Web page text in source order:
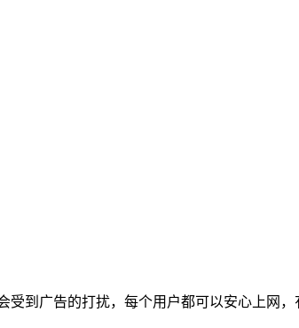
到广告的打扰，每个用户都可以安心上网，